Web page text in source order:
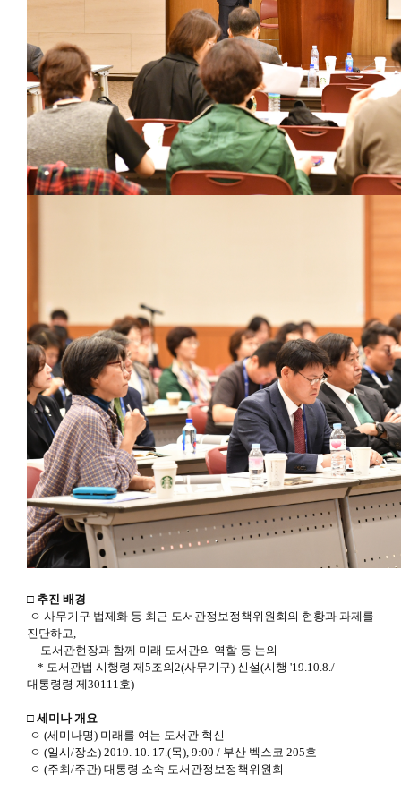
□ 추진 배경
ㅇ 사무기구 법제화 등 최근 도서관정보정책위원회의 현황과 과제를
진단하고,
도서관현장과 함께 미래 도서관의 역할 등 논의
* 도서관법 시행령 제5조의2(사무기구) 신설(시행 '19.10.8./
대통령령 제30111호)
□ 세미나 개요
ㅇ (세미나명) 미래를 여는 도서관 혁신
ㅇ (일시/장소) 2019. 10. 17.(목), 9:00 / 부산 벡스코 205호
ㅇ (주최/주관) 대통령 소속 도서관정보정책위원회